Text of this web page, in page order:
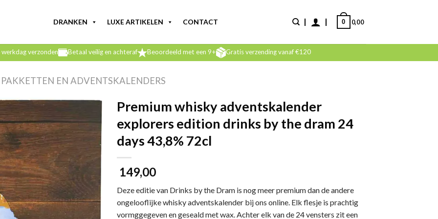
DRANKEN LUXE ARTIKELEN CONTACT 0,00
0
verzonden Betaal veilig en achteraf Beoordeeld met een 9+ Gratis verzending vanaf €120
PAKKETTEN EN ADVENTSKALENDERS
Premium whisky adventskalender
explorers edition drinks by the dram 24
days 43,8% 72cl
149,00
Deze editie van Drinks by the Dram is nog meer premium dan de andere
ongelooflijke whisky adventskalender bij ons online. Elk flesje is prachtig
vormggegeven en geseald met wax. Achter elk van de 24 vensters zit een